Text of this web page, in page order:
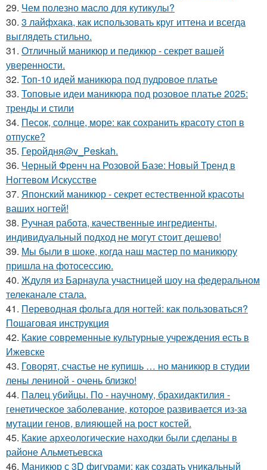
29. Чем полезно масло для кутикулы?
30. 3 лайфхака, как использовать круг иттена и всегда
выглядеть стильно.
31. Отличный маникюр и педикюр - секрет вашей
уверенности.
32. Топ-10 идей маникюра под пудровое платье
33. Топовые идеи маникюра под розовое платье 2025:
тренды и стили
34. Песок, солнце, море: как сохранить красоту стоп в
отпуске?
35. Геройдня@v_Peskah.
36. Черный Френч на Розовой Базе: Новый Тренд в
Ногтевом Искусстве
37. Японский маникюр - секрет естественной красоты
ваших ногтей!
38. Ручная работа, качественные ингредиенты,
индивидуальный подход не могут стоит дешево!
39. Мы были в шоке, когда наш мастер по маникюру
пришла на фотосессию.
40. Ждуля из Барнаула участницей шоу на федеральном
телеканале стала.
41. Переводная фольга для ногтей: как пользоваться?
Пошаговая инструкция
42. Какие современные культурные учреждения есть в
Ижевске
43. Говорят, счастье не купишь … но маникюр в студии
лены лениной - очень близко!
44. Палец убийцы. По - научному, брахидактилия -
генетическое заболевание, которое развивается из-за
мутации генов, влияющей на рост костей.
45. Какие археологические находки были сделаны в
районе Альметьевска
46. Маникюр с 3D фигурами: как создать уникальный